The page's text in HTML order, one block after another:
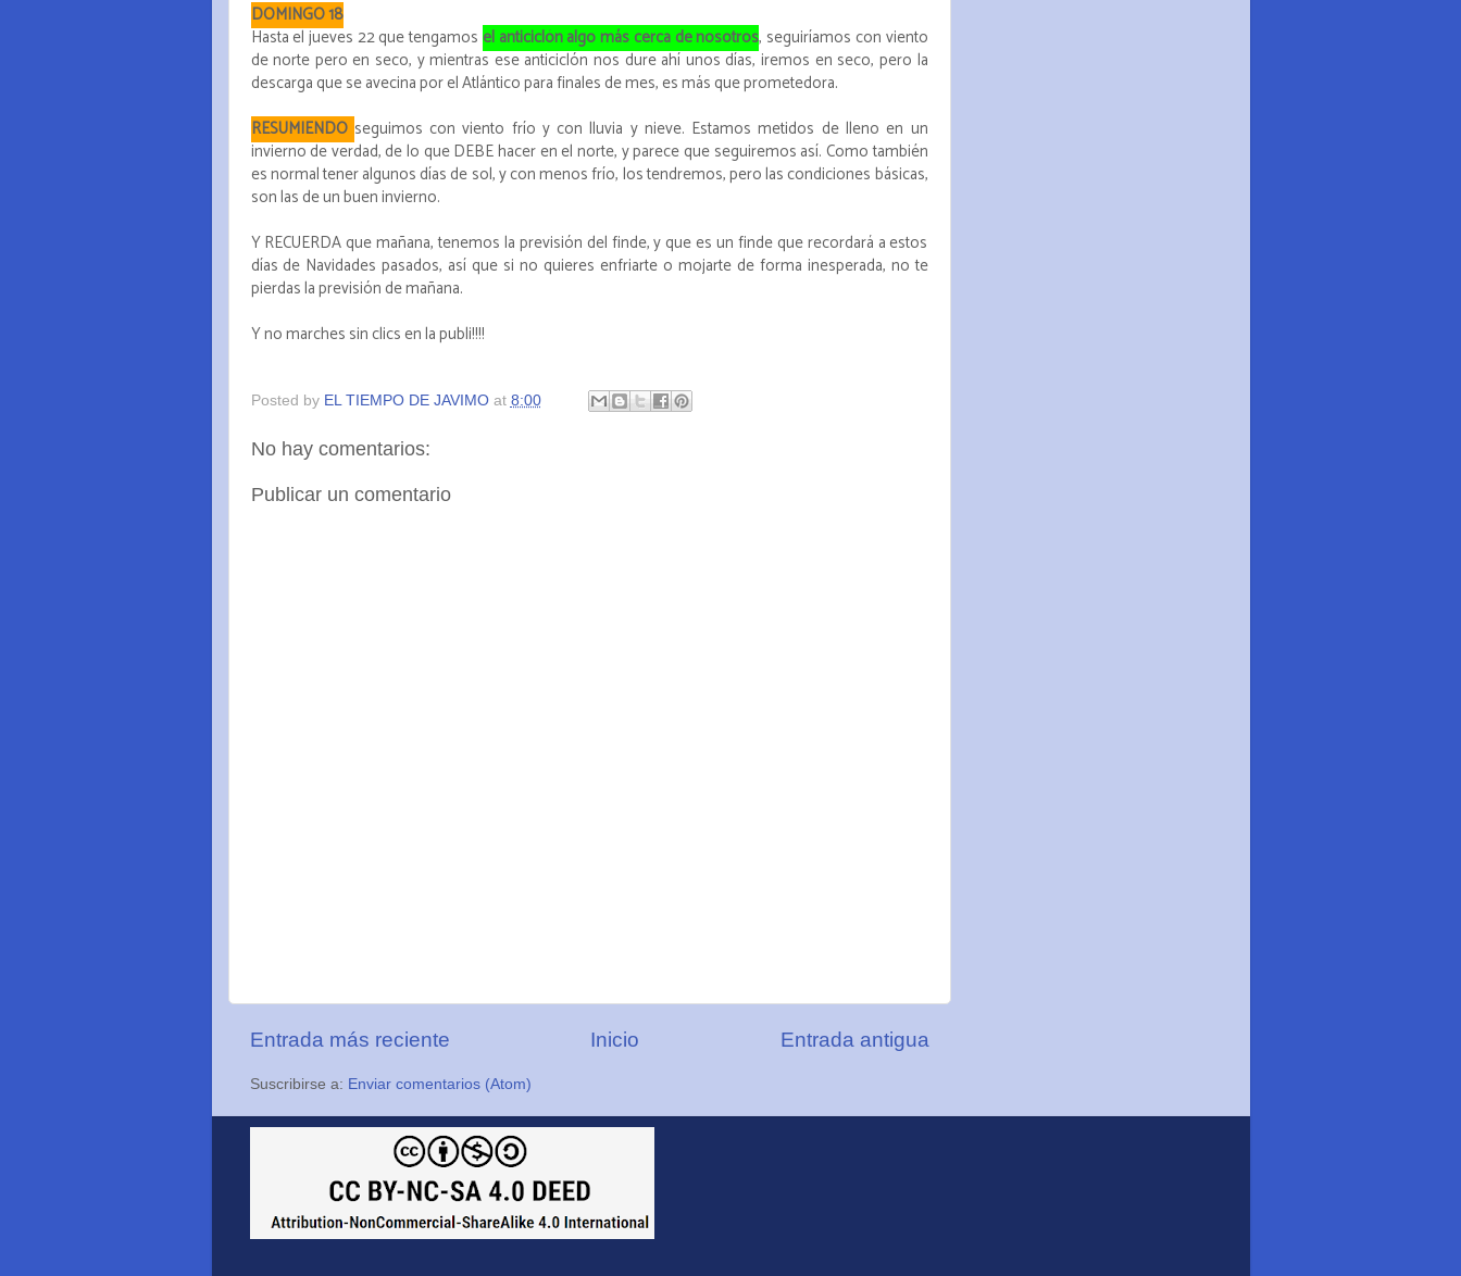
DOMINGO 18
Hasta el jueves 22 que tengamos el anticiclón algo más cerca de nosotros, seguiríamos con viento
de norte pero en seco, y mientras ese anticiclón nos dure ahí unos días, iremos en seco, pero la
descarga que se avecina por el Atlántico para finales de mes, es más que prometedora.
RESUMIENDO seguimos con viento frío y con lluvia y nieve. Estamos metidos de lleno en un
invierno de verdad, de lo que DEBE hacer en el norte, y parece que seguiremos así. Como también
es normal tener algunos días de sol, y con menos frío, los tendremos, pero las condiciones básicas,
son las de un buen invierno.
Y RECUERDA que mañana, tenemos la previsión del finde, y que es un finde que recordará a estos
días de Navidades pasados, así que si no quieres enfriarte o mojarte de forma inesperada, no te
pierdas la previsión de mañana.
Y no marches sin clics en la publi!!!!
Posted by EL TIEMPO DE JAVIMO at 8:00
No hay comentarios:
Publicar un comentario
Entrada más reciente Entrada antigua
Inicio
Suscribirse a: Enviar comentarios (Atom)